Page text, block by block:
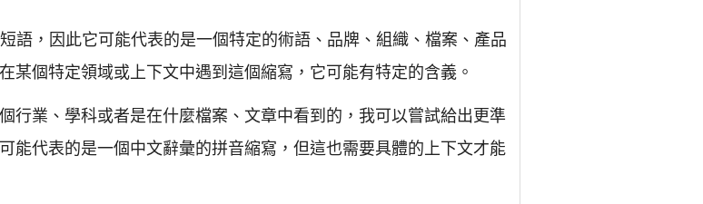
語，因此它可能代表的是一個特定的術語、品牌、組織、檔案、產品
某個特定領域或上下文中遇到這個縮寫，它可能有特定的含義。
行業、學科或者是在什麼檔案、文章中看到的，我可以嘗試給出更準
能代表的是一個中文辭彙的拼音縮寫，但這也需要具體的上下文才能